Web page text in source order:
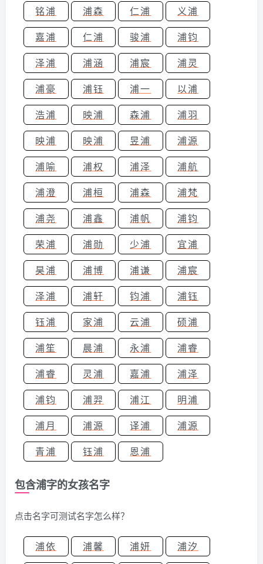
铭浦 浦森 仁浦
义浦
嘉浦
仁浦 骏浦
浦钧
泽浦
浦涵 浦宸
浦灵
浦豪
浦钰 浦一
以浦
浩浦
映浦 森浦
浦羽
映浦
映浦 昱浦
浦源
浦喻
浦权 浦泽
浦航
浦澄
浦桓 浦森
浦梵
浦尧
浦鑫 浦帆
浦钧
荣浦
浦勋 少浦
宜浦
昊浦
浦博 浦谦
浦宸
泽浦
浦轩 钧浦
浦钰
钰浦
家浦 云浦
硕浦
浦笙
晨浦 永浦
浦睿
浦睿
灵浦 嘉浦
浦泽
浦钧
浦羿 浦江
明浦
浦月
浦源 译浦
浦源
青浦
钰浦 恩浦
包含浦字的女孩名字
点击名字可测试名字怎么样？
浦依 浦馨 浦妍
浦汐